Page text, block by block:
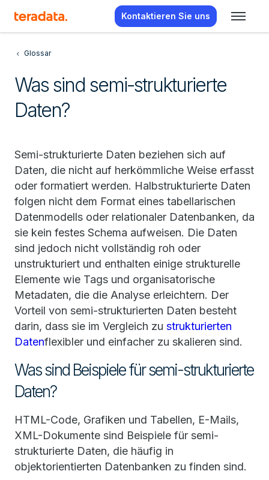
Kontaktieren Sie uns
Glossar
Was sind semi-strukturierte
Daten?
Semi-strukturierte Daten beziehen sich auf
Daten, die nicht auf herkömmliche Weise erfasst
oder formatiert werden. Halbstrukturierte Daten
folgen nicht dem Format eines tabellarischen
Datenmodells oder relationaler Datenbanken, da
sie kein festes Schema aufweisen. Die Daten
sind jedoch nicht vollständig roh oder
unstrukturiert und enthalten einige strukturelle
Elemente wie Tags und organisatorische
Metadaten, die die Analyse erleichtern. Der
Vorteil von semi-strukturierten Daten besteht
darin, dass sie im Vergleich zu strukturierten
Datenflexibler und einfacher zu skalieren sind.
Was sind Beispiele für semi-strukturierte
Daten?
HTML-Code, Grafiken und Tabellen, E-Mails,
XML-Dokumente sind Beispiele für semi-
strukturierte Daten, die häufig in
objektorientierten Datenbanken zu finden sind.